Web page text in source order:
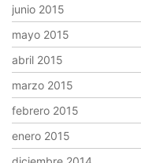
junio 2015
mayo 2015
abril 2015
marzo 2015
febrero 2015
enero 2015